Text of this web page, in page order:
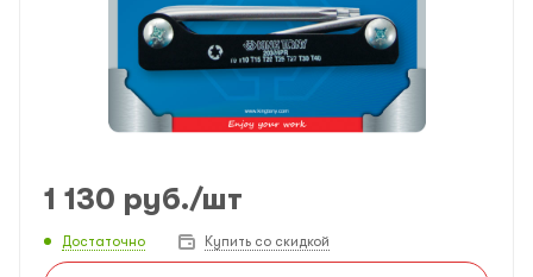
1 130 руб./шт
Достаточно Купить со скидкой